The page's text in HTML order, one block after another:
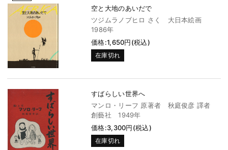
空と大地のあいだで
ツジムラノブヒロ さく 大日本絵画
1986年
価格:1,650円(税込)
在庫切れ
すばらしい世界へ
マンロ・リーフ 原著者 秋庭俊彦 譯者
創藝社 1949年
価格:3,300円(税込)
在庫切れ